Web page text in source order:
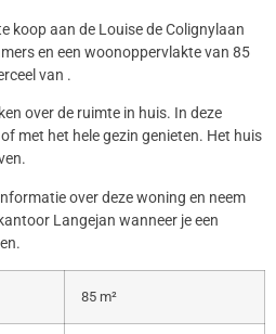
koop aan de Louise de Colignylaan
en een woonoppervlakte van 85
van .
over de ruimte in huis. In deze
met het hele gezin genieten. Het huis
over deze woning en neem
Langejan wanneer je een
85 m²